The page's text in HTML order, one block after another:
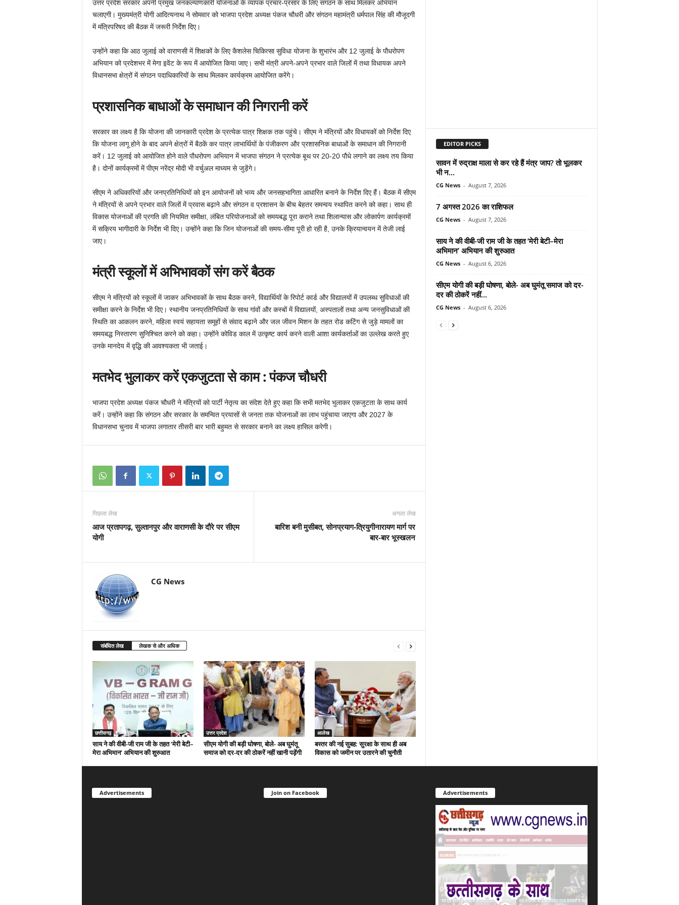
उत्तर प्रदेश सरकार अपनी प्रमुख जनकल्याणकारी योजनाओं के व्यापक प्रचार-प्रसार के लिए संगठन के साथ मिलकर अभियान
चलाएगी। मुख्यमंत्री योगी आदित्यनाथ ने सोमवार को भाजपा प्रदेश अध्यक्ष पंकज चौधरी और संगठन महामंत्री धर्मपाल सिंह की मौजूदगी
में मंत्रिपरिषद की बैठक में जरूरी निर्देश दिए।
उन्होंने कहा कि आठ जुलाई को वाराणसी में शिक्षकों के लिए कैशलेस चिकित्सा सुविधा योजना के शुभारंभ और 12 जुलाई के पौधरोपण
अभियान को प्रदेशभर में मेगा इवेंट के रूप में आयोजित किया जाए। सभी मंत्री अपने-अपने प्रभार वाले जिलों में तथा विधायक अपने
विधानसभा क्षेत्रों में संगठन पदाधिकारियों के साथ मिलकर कार्यक्रम आयोजित करेंगे।
प्रशासनिक बाधाओं के समाधान की निगरानी करें
सरकार का लक्ष्य है कि योजना की जानकारी प्रदेश के प्रत्येक पात्र शिक्षक तक पहुंचे। सीएम ने मंत्रियों और विधायकों को निर्देश दिए
कि योजना लागू होने के बाद अपने क्षेत्रों में बैठकें कर पात्र लाभार्थियों के पंजीकरण और प्रशासनिक बाधाओं के समाधान की निगरानी
करें। 12 जुलाई को आयोजित होने वाले पौधरोपण अभियान में भाजपा संगठन ने प्रत्येक बूथ पर 20-20 पौधे लगाने का लक्ष्य तय किया
है। दोनों कार्यक्रमों में पीएम नरेंद्र मोदी भी वर्चुअल माध्यम से जुड़ेंगे।
सीएम ने अधिकारियों और जनप्रतिनिधियों को इन आयोजनों को भव्य और जनसहभागिता आधारित बनाने के निर्देश दिए हैं। बैठक में सीएम
ने मंत्रियों से अपने प्रभार वाले जिलों में प्रवास बढ़ाने और संगठन व प्रशासन के बीच बेहतर समन्वय स्थापित करने को कहा। साथ ही
विकास योजनाओं की प्रगति की नियमित समीक्षा, लंबित परियोजनाओं को समयबद्ध पूरा कराने तथा शिलान्यास और लोकार्पण कार्यक्रमों
में सक्रिय भागीदारी के निर्देश भी दिए। उन्होंने कहा कि जिन योजनाओं की समय-सीमा पूरी हो रही है, उनके क्रियान्वयन में तेजी लाई
जाए।
मंत्री स्कूलों में अभिभावकों संग करें बैठक
सीएम ने मंत्रियों को स्कूलों में जाकर अभिभावकों के साथ बैठक करने, विद्यार्थियों के रिपोर्ट कार्ड और विद्यालयों में उपलब्ध सुविधाओं की
समीक्षा करने के निर्देश भी दिए। स्थानीय जनप्रतिनिधियों के साथ गांवों और कस्बों में विद्यालयों, अस्पतालों तथा अन्य जनसुविधाओं की
स्थिति का आकलन करने, महिला स्वयं सहायता समूहों से संवाद बढ़ाने और जल जीवन मिशन के तहत रोड कटिंग से जुड़े मामलों का
समयबद्ध निस्तारण सुनिश्चित करने को कहा। उन्होंने कोविड काल में उत्कृष्ट कार्य करने वाली आशा कार्यकर्ताओं का उल्लेख करते हुए
उनके मानदेय में वृद्धि की आवश्यकता भी जताई।
मतभेद भुलाकर करें एकजुटता से काम : पंकज चौधरी
भाजपा प्रदेश अध्यक्ष पंकज चौधरी ने मंत्रियों को पार्टी नेतृत्व का संदेश देते हुए कहा कि सभी मतभेद भुलाकर एकजुटता के साथ कार्य
करें। उन्होंने कहा कि संगठन और सरकार के समन्वित प्रयासों से जनता तक योजनाओं का लाभ पहुंचाया जाएगा और 2027 के
विधानसभा चुनाव में भाजपा लगातार तीसरी बार भारी बहुमत से सरकार बनाने का लक्ष्य हासिल करेगी।
पिछला लेख
आज प्रतापगढ़, सुल्तानपुर और वाराणसी के दौरे पर सीएम
योगी
अगला लेख
बारिश बनी मुसीबत, सोनप्रयाग-त्रियुगीनारायण मार्ग पर
बार-बार भूस्खलन
CG News
संबंधित लेख लेखक से और अधिक
छत्तीसगढ़
साय ने की वीबी-जी राम जी के तहत ‘मेरी बेटी–
मेरा अभिमान’ अभियान की शुरुआत
उत्तर प्रदेश
सीएम योगी की बड़ी घोषणा, बोले- अब घुमंतू
समाज को दर-दर की ठोकरें नहीं खानी पड़ेंगी
आलेख
बस्तर की नई सुबह: सुरक्षा के साथ ही अब
विकास को जमीन पर उतारने की चुनौती
EDITOR PICKS
सावन में रुद्राक्ष माला से कर रहे हैं मंत्र जाप? तो भूलकर
भी न...
CG News - August 7, 2026
7 अगस्त 2026 का राशिफल
CG News - August 7, 2026
साय ने की वीबी-जी राम जी के तहत ‘मेरी बेटी–मेरा
अभिमान’ अभियान की शुरुआत
CG News - August 6, 2026
सीएम योगी की बड़ी घोषणा, बोले- अब घुमंतू समाज को दर-
दर की ठोकरें नहीं...
CG News - August 6, 2026
Advertisements Join on Facebook Advertisements